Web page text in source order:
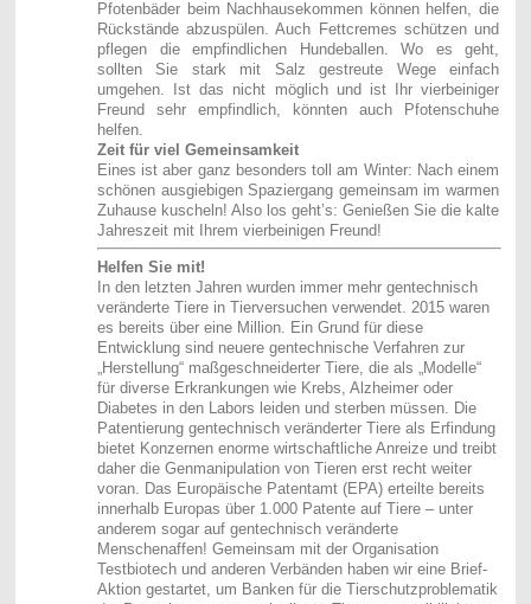
Pfotenbäder beim Nachhausekommen können helfen, die
Rückstände abzuspülen. Auch Fettcremes schützen und
pflegen die empfindlichen Hundeballen. Wo es geht,
sollten Sie stark mit Salz gestreute Wege einfach
umgehen. Ist das nicht möglich und ist Ihr vierbeiniger
Freund sehr empfindlich, könnten auch Pfotenschuhe
helfen.
Zeit für viel Gemeinsamkeit
Eines ist aber ganz besonders toll am Winter: Nach einem
schönen ausgiebigen Spaziergang gemeinsam im warmen
Zuhause kuscheln! Also los geht’s: Genießen Sie die kalte
Jahreszeit mit Ihrem vierbeinigen Freund!
Helfen Sie mit!
In den letzten Jahren wurden immer mehr gentechnisch
veränderte Tiere in Tierversuchen verwendet. 2015 waren
es bereits über eine Million. Ein Grund für diese
Entwicklung sind neuere gentechnische Verfahren zur
„Herstellung“ maßgeschneiderter Tiere, die als „Modelle“
für diverse Erkrankungen wie Krebs, Alzheimer oder
Diabetes in den Labors leiden und sterben müssen. Die
Patentierung gentechnisch veränderter Tiere als Erfindung
bietet Konzernen enorme wirtschaftliche Anreize und treibt
daher die Genmanipulation von Tieren erst recht weiter
voran. Das Europäische Patentamt (EPA) erteilte bereits
innerhalb Europas über 1.000 Patente auf Tiere – unter
anderem sogar auf gentechnisch veränderte
Menschenaffen! Gemeinsam mit der Organisation
Testbiotech und anderen Verbänden haben wir eine Brief-
Aktion gestartet, um Banken für die Tierschutzproblematik